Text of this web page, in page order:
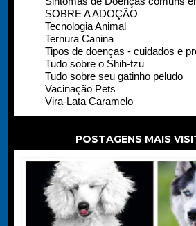
SOBRE A ADOÇÃO
Tecnologia Animal
Ternura Canina
Tipos de doenças - cuidados e
Tudo sobre o Shih-tzu
Tudo sobre seu gatinho peludo
Vacinação Pets
Vira-Lata Caramelo
POSTAGENS MAIS